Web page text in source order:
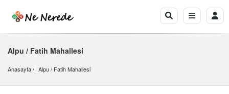
Alpu / Fatih Mahallesi
Anasayfa Alpu / Fatih Mahallesi